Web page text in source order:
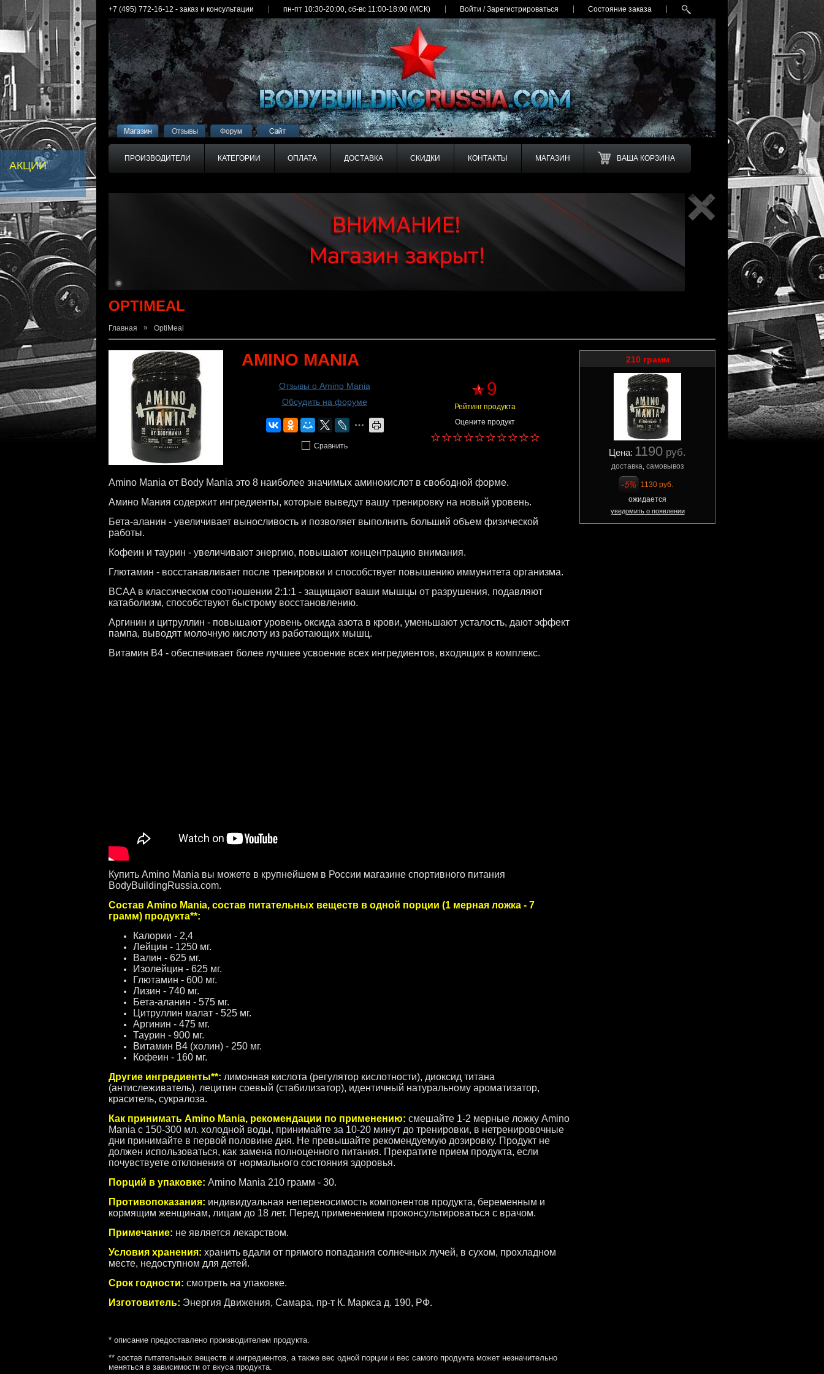
+7 (495) 772-16-12 - заказ и консультации пн-пт 10:30-20:00, сб-вс 11:00-18:00 (МСК) Войти /Зарегистрироваться Состояние заказа Все
ПРОИЗВОДИТЕЛИ КАТЕГОРИИ ОПЛАТА ДОСТАВКА СКИДКИ КОНТАКТЫ МАГАЗИН ВАША КОРЗИНА
OPTIMEAL
Главная » OptiMeal
AMINO MANIA
Отзывы о Amino Mania
Обсудить на форуме
Сравнить
9
Рейтинг продукта
Оцените продукт
Amino Mania от Body Mania это 8 наиболее значимых аминокислот в свободной форме.
Амино Мания содержит ингредиенты, которые выведут вашу тренировку на новый уровень.
Бета-аланин - увеличивает выносливость и позволяет выполнить больший объем физической
работы.
Кофеин и таурин - увеличивают энергию, повышают концентрацию внимания.
Глютамин - восстанавливает после тренировки и способствует повышению иммунитета организма.
BCAA в классическом соотношении 2:1:1 - защищают ваши мышцы от разрушения, подавляют
катаболизм, способствуют быстрому восстановлению.
Аргинин и цитруллин - повышают уровень оксида азота в крови, уменьшают усталость, дают эффект
пампа, выводят молочную кислоту из работающих мышц.
Витамин В4 - обеспечивает более лучшее усвоение всех ингредиентов, входящих в комплекс.
Купить Amino Mania вы можете в крупнейшем в России магазине спортивного питания
BodyBuildingRussia.com.
Состав Amino Mania, состав питательных веществ в одной порции (1 мерная ложка - 7
грамм) продукта**:
Калории - 2,4
Лейцин - 1250 мг.
Валин - 625 мг.
Изолейцин - 625 мг.
Глютамин - 600 мг.
Лизин - 740 мг.
Бета-аланин - 575 мг.
Цитруллин малат - 525 мг.
Аргинин - 475 мг.
Таурин - 900 мг.
Витамин В4 (холин) - 250 мг.
Кофеин - 160 мг.
Другие ингредиенты**: лимонная кислота (регулятор кислотности), диоксид титана
(антислеживатель), лецитин соевый (стабилизатор), идентичный натуральному ароматизатор,
краситель, сукралоза.
Как принимать Amino Mania, рекомендации по применению: cмешайте 1-2 мерные ложку Amino
Mania с 150-300 мл. холодной воды, принимайте за 10-20 минут до тренировки, в нетренировочные
дни принимайте в первой половине дня. Не превышайте рекомендуемую дозировку. Продукт не
должен использоваться, как замена полноценного питания. Прекратите прием продукта, если
почувствуете отклонения от нормального состояния здоровья.
Порций в упаковке: Amino Mania 210 грамм - 30.
Противопоказания: индивидуальная непереносимость компонентов продукта, беременным и
кормящим женщинам, лицам до 18 лет. Перед применением проконсультироваться с врачом.
Примечание: не является лекарством.
Условия хранения: хранить вдали от прямого попадания солнечных лучей, в сухом, прохладном
месте, недоступном для детей.
Срок годности: смотреть на упаковке.
Изготовитель: Энергия Движения, Самара, пр-т К. Маркса д. 190, РФ.
* описание предоставлено производителем продукта.
** состав питательных веществ и ингредиентов, а также вес одной порции и вес самого продукта может незначительно
меняться в зависимости от вкуса продукта.
210 грамм
Цена: 1190 руб.
доставка, самовывоз
1130 руб.
ожидается
уведомить о появлении
АКЦИИ